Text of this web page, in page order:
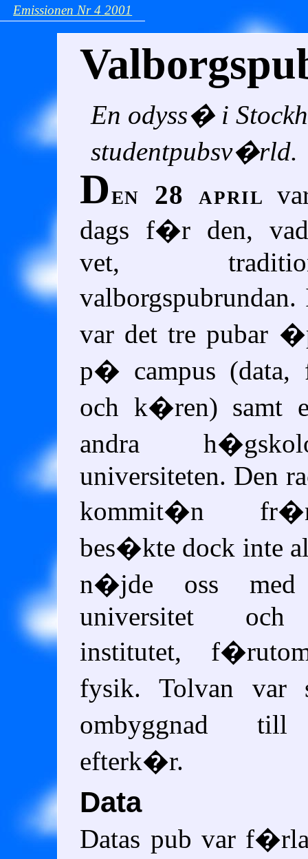
Emissionen Nr 4 2001
En odyss� i
studentpubsv�rld.
Den 28 april
dags f�r den,
vet,
var det tre pubar
p� campus (data,
och k�ren) samt
andra
universiteten. Den
kommit�n
bes�kte dock inte
n�jde oss med
universitet och
institutet,
fysik. Tolvan
ombyggnad till
efterk�r.
Data
Datas pub var